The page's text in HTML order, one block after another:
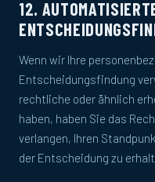
12.
Wenn wir Ihre
Entscheidungsfindung
rechtliche oder ähnlich
haben, haben Sie das
verlangen, Ihren
der Entscheidung zu